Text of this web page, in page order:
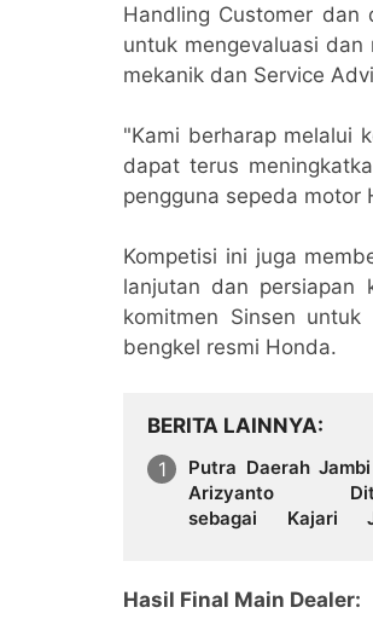
Handling Customer dan
untuk mengevaluasi
mekanik dan Service
"Kami berharap melalui
dapat terus
pengguna sepeda motor
Kompetisi ini juga
lanjutan dan persiapan
komitmen Sinsen
bengkel resmi Honda.
BERITA LAINNYA
Putra Daerah
Arizyanto
sebagai Kajari
Hasil Final Main Dealer: